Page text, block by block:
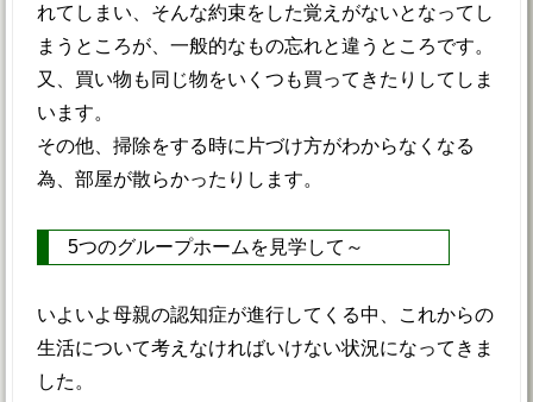
れてしまい、そんな約束をした覚えがないとなってし
まうところが、一般的なもの忘れと違うところです。
又、買い物も同じ物をいくつも買ってきたりしてしま
います。
その他、掃除をする時に片づけ方がわからなくなる
為、部屋が散らかったりします。
5つのグループホームを見学して～
いよいよ母親の認知症が進行してくる中、これからの
生活について考えなければいけない状況になってきま
した。